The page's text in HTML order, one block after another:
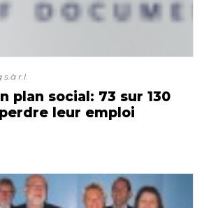
r.l.
plan social: 73 sur 130
leur emploi